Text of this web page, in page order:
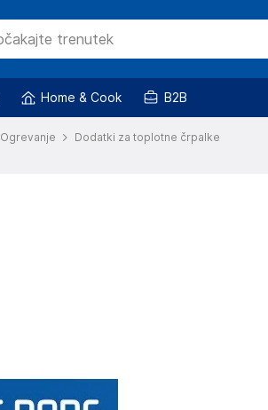
Home & Cook B2B
Ogrevanje Dodatki za toplotne črpalke